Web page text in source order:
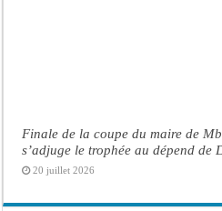
Finale de la coupe du maire de
s’adjuge le trophée au dépend de
20 juillet 2026